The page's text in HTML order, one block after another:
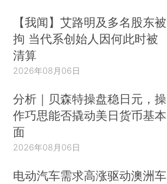
【我闻】艾路明及多名股东被
拘 当代系创始人因何此时被
清算
2026年08月06日
分析｜贝森特操盘稳日元，操
作巧思能否撬动美日货币基本
面
2026年08月06日
电动汽车需求高涨驱动澳洲车